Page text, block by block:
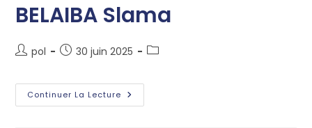
BELAIBA Slama
pol 30 juin 2025
Continuer La Lecture